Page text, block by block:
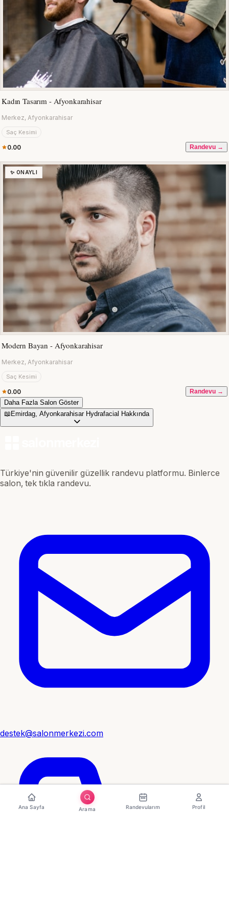
Kadın Tasarım - Afyonkarahisar
Merkez, Afyonkarahisar
Saç Kesimi
0.00 Randevu →
✨ ONAYLI
Modern Bayan - Afyonkarahisar
Merkez, Afyonkarahisar
Saç Kesimi
0.00 Randevu →
Daha Fazla Salon Göster
📖 Emirdag, Afyonkarahisar Hydrafacial Hakkında
Türkiye'nin güvenilir güzellik randevu platformu. Binlerce
salon, tek tıkla randevu.
destek@salonmerkezi.com
Ana Sayfa Arama Randevularım Profil